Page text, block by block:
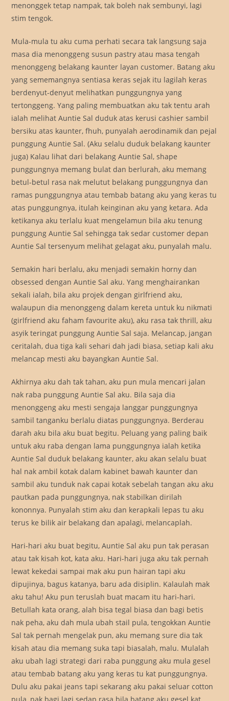
menonggek tetap nampak, tak boleh nak sembunyi, lagi
stim tengok.
Mula-mula tu aku cuma perhati secara tak langsung saja
masa dia menonggeng susun pastry atau masa tengah
menonggeng belakang kaunter layan customer. Batang aku
yang sememangnya sentiasa keras sejak itu lagilah keras
berdenyut-denyut melihatkan punggungnya yang
tertonggeng. Yang paling membuatkan aku tak tentu arah
ialah melihat Auntie Sal duduk atas kerusi cashier sambil
bersiku atas kaunter, fhuh, punyalah aerodinamik dan pejal
punggung Auntie Sal. (Aku selalu duduk belakang kaunter
juga) Kalau lihat dari belakang Auntie Sal, shape
punggungnya memang bulat dan berlurah, aku memang
betul-betul rasa nak melutut belakang punggungnya dan
ramas punggungnya atau tembab batang aku yang keras tu
atas punggungnya, itulah keinginan aku yang ketara. Ada
ketikanya aku terlalu kuat mengelamun bila aku tenung
punggung Auntie Sal sehingga tak sedar customer depan
Auntie Sal tersenyum melihat gelagat aku, punyalah malu.
Semakin hari berlalu, aku menjadi semakin horny dan
obsessed dengan Auntie Sal aku. Yang menghairankan
sekali ialah, bila aku projek dengan girlfriend aku,
walaupun dia menonggeng dalam kereta untuk ku nikmati
(girlfriend aku faham favourite aku), aku rasa tak thrill, aku
asyik teringat punggung Auntie Sal saja. Melancap, jangan
ceritalah, dua tiga kali sehari dah jadi biasa, setiap kali aku
melancap mesti aku bayangkan Auntie Sal.
Akhirnya aku dah tak tahan, aku pun mula mencari jalan
nak raba punggung Auntie Sal aku. Bila saja dia
menonggeng aku mesti sengaja langgar punggungnya
sambil tanganku berlalu diatas punggungnya. Berderau
darah aku bila aku buat begitu. Peluang yang paling baik
untuk aku raba dengan lama punggungnya ialah ketika
Auntie Sal duduk belakang kaunter, aku akan selalu buat
hal nak ambil kotak dalam kabinet bawah kaunter dan
sambil aku tunduk nak capai kotak sebelah tangan aku aku
pautkan pada punggungnya, nak stabilkan dirilah
kononnya. Punyalah stim aku dan kerapkali lepas tu aku
terus ke bilik air belakang dan apalagi, melancaplah.
Hari-hari aku buat begitu, Auntie Sal aku pun tak perasan
atau tak kisah kot, kata aku. Hari-hari juga aku tak pernah
lewat kekedai sampai mak aku pun hairan tapi aku
dipujinya, bagus katanya, baru ada disiplin. Kalaulah mak
aku tahu! Aku pun teruslah buat macam itu hari-hari.
Betullah kata orang, alah bisa tegal biasa dan bagi betis
nak peha, aku dah mula ubah stail pula, tengokkan Auntie
Sal tak pernah mengelak pun, aku memang sure dia tak
kisah atau dia memang suka tapi biasalah, malu. Mulalah
aku ubah lagi strategi dari raba punggung aku mula gesel
atau tembab batang aku yang keras tu kat punggungnya.
Dulu aku pakai jeans tapi sekarang aku pakai seluar cotton